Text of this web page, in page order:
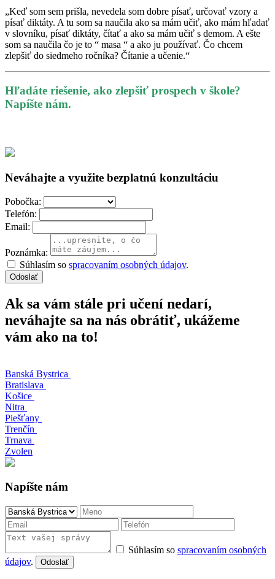
„Keď som sem prišla, nevedela som dobre písať, určovať vzory a
písať diktáty. A tu som sa naučila ako sa mám učiť, ako mám hľadať
v slovníku, písať diktáty, čítať a ako sa mám učiť s demom. A ešte
som sa naučila čo je to “ masa “ a ako ju používať. Čo chcem
zlepšiť do siedmeho ročníka? Čítanie a učenie.“
Hľadáte riešenie, ako zlepšiť prospech v škole?
Napíšte nám.
Neváhajte a využite bezplatnú konzultáciu
Pobočka:
Telefón:
Email:
Poznámka:
Súhlasím so spracovaním osobných údajov.
Odoslať
Ak sa vám stále pri učení nedarí,
neváhajte sa na nás obrátiť, ukážeme
vám ako na to!
Banská Bystrica
Bratislava
Košice
Nitra
Piešťany
Trenčín
Trnava
Zvolen
Napíšte nám
Súhlasím so spracovaním osobných
údajov. Odoslať